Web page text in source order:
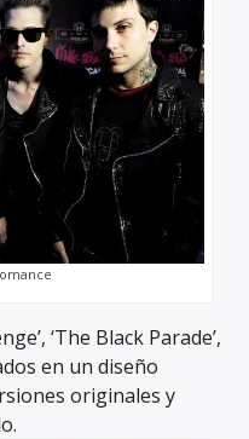
‘The Black Parade’,
en un diseño
originales y